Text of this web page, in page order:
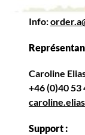
Info:
Caroline
+46 (0)40 53
Support :